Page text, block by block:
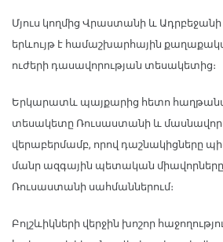
Մյուս կողմից Վրաստանի և
երևույթ է համաշխարհային
ուժերի դասավորության տեսակետից։
Երկարատև պայքարից հետո
տեսակետը Ռուսաստանի և
վերաբերմամբ, որով դաշնակիցները
մանր ազգային պետական
Ռուսաստանի սահմաններում։
Բոլշևիկների վերջին խոշոր